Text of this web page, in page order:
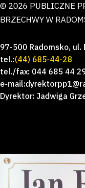
© 2026 PUBLICZNE
BRZECHWY W
97-500 Radomsko, ul.
tel.:(44) 685-44-28
tel./fax: 044 685 44
e-
Dyrektor: Jadwiga